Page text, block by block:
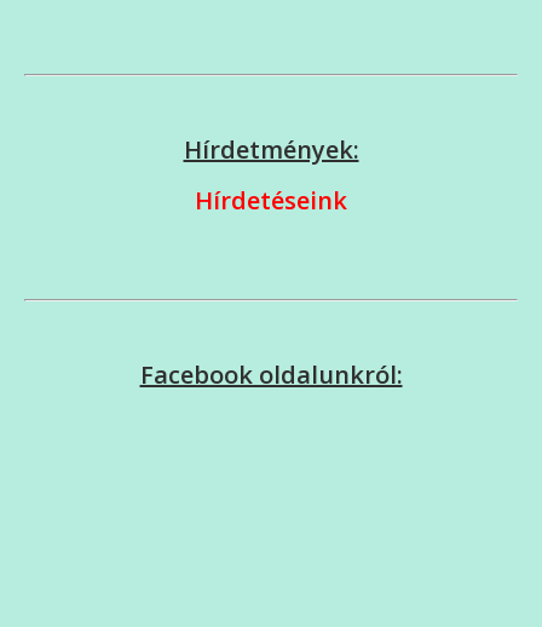
Hírdetmények:
Hírdetéseink
Facebook oldalunkról: